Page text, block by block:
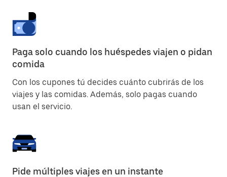
Paga solo cuando los huéspedes viajen o pidan
comida
Con los cupones tú decides cuánto cubrirás de los
viajes y las comidas. Además, solo pagas cuando
usan el servicio.
Pide múltiples viajes en un instante